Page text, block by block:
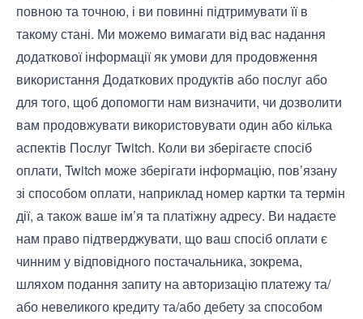
повною та точною, і ви повинні підтримувати її в
такому стані. Ми можемо вимагати від вас надання
додаткової інформації як умови для продовження
використання Додаткових продуктів або послуг або
для того, щоб допомогти нам визначити, чи дозволити
вам продовжувати використовувати один або кілька
аспектів Послуг Twitch. Коли ви зберігаєте спосіб
оплати, Twitch може зберігати інформацію, пов’язану
зі способом оплати, наприклад номер картки та термін
дії, а також ваше ім’я та платіжну адресу. Ви надаєте
нам право підтверджувати, що ваш спосіб оплати є
чинним у відповідного постачальника, зокрема,
шляхом подання запиту на авторизацію платежу та/
або невеликого кредиту та/або дебету за способом